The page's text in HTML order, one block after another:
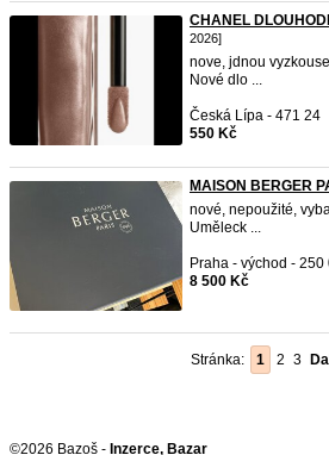
CHANEL
2026]
nove, jdnou
Nové dlo ...
Česká Lípa - 471 24
550 Kč
MAISON BERGER
nové, nepoužité,
Uměleck ...
Praha - východ - 250
8 500 Kč
Stránka: 1 2 3
©2026 Bazoš - Inzerce, Bazar